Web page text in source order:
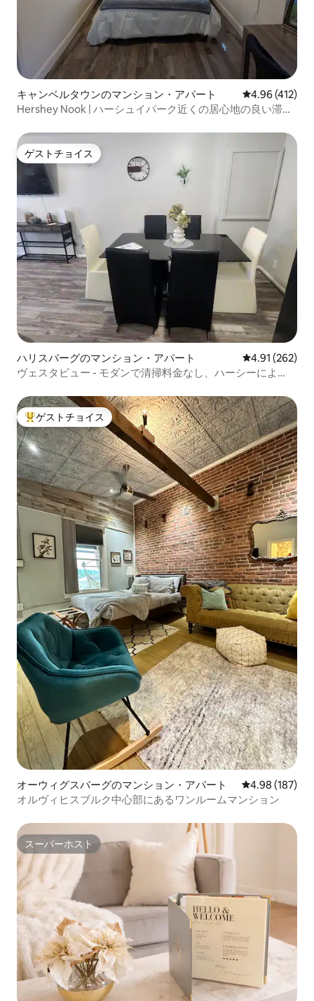
キャンベルタウンのマンション・アパート レビュー412
4.96 (412)
Hershey Nook | ハーシュイパーク近くの居心地の良い滞在
ゲストチョイス
ゲストチョイス
ハリスバーグのマンション・アパート レビュー262
4.91 (262)
ヴェスタビュー - モダンで清掃料金なし、ハーシーによ
大好評のゲストチョイスです。
ゲストチョイス
オーウィグスバーグのマンション・アパート レビュー187
4.98 (187)
オルヴィヒスブルク中心部にあるワンルームマンション
スーパーホスト
スーパーホスト